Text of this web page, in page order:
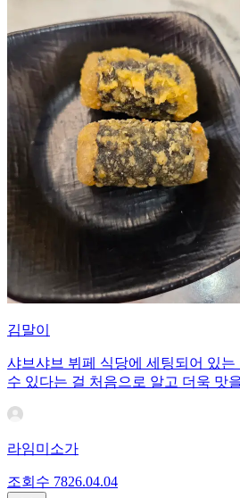
김말이
샤브샤브 뷔페 식당에 세팅되어 있
수 있다는 걸 처음으로 알고 더욱 맛
라임미소가
조회수 7826.04.04